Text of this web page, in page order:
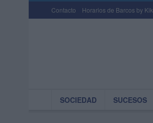
Contacto Horarios de Barcos by
SOCIEDAD SUCESOS